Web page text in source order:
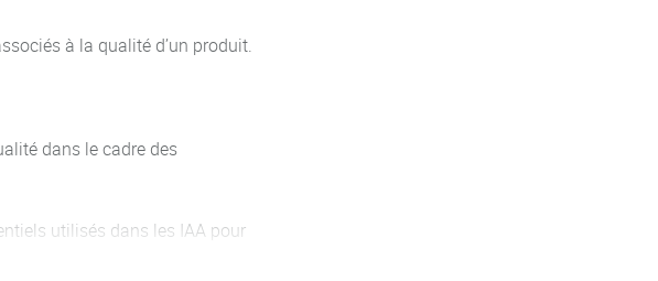
à la qualité d’un produit.
dans le cadre des
utilisés dans les IAA pour